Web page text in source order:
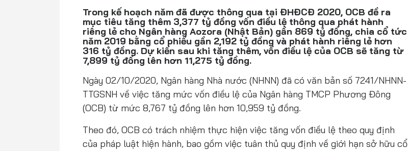
Trong kế hoạch năm đã được thông qua tại ĐHĐCĐ 2020, OCB đề ra
mục tiêu tăng thêm 3,377 tỷ đồng vốn điều lệ thông qua phát hành
riêng lẻ cho Ngân hàng Aozora (Nhật Bản) gần 869 tỷ đồng, chia cổ tức
năm 2019 bằng cổ phiếu gần 2,192 tỷ đồng và phát hành riêng lẻ hơn
316 tỷ đồng. Dự kiến sau khi tăng thêm, vốn điều lệ của OCB sẽ tăng từ
7,899 tỷ đồng lên hơn 11,275 tỷ đồng.
Ngày 02/10/2020, Ngân hàng Nhà nước (NHNN) đã có văn bản số 7241/NHNN-
TTGSNH về việc tăng mức vốn điều lệ của Ngân hàng TMCP Phương Đông
(OCB) từ mức 8,767 tỷ đồng lên hơn 10,959 tỷ đồng.
Theo đó, OCB có trách nhiệm thực hiện việc tăng vốn điều lệ theo quy định
của pháp luật hiện hành, bao gồm việc tuân thủ quy định về giới hạn sở hữu cổ